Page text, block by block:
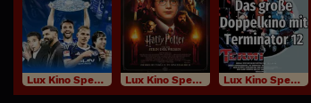
Lux Kino Specials Lux Kino Specials Lux Kino Specials